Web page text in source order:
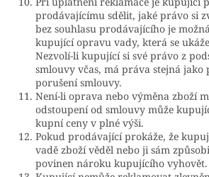
prodávajícímu sdělit, jaké právo si
bez souhlasu prodávajícího je
kupující opravu vady, která se
Nezvolí-li kupující si své právo z
smlouvy včas, má práva stejná jako
porušení smlouvy.
Není-li oprava nebo výměna zboží
odstoupení od smlouvy může
kupní ceny v plné výši.
Pokud prodávající prokáže, že
vadě zboží věděl nebo ji sám
povinen nároku kupujícího vyhovět.